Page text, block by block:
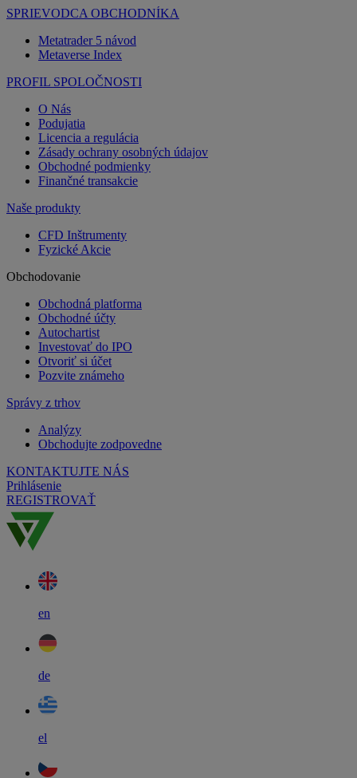
SPRIEVODCA OBCHODNÍKA
Metatrader 5 návod
Metaverse Index
PROFIL SPOLOČNOSTI
O Nás
Podujatia
Licencia a regulácia
Zásady ochrany osobných údajov
Obchodné podmienky
Finančné transakcie
Naše produkty
CFD Inštrumenty
Fyzické Akcie
Obchodovanie
Obchodná platforma
Obchodné účty
Autochartist
Investovať do IPO
Otvoriť si účet
Pozvite známeho
Správy z trhov
Analýzy
Obchodujte zodpovedne
KONTAKTUJTE NÁS
Prihlásenie
REGISTROVAŤ
en
de
el